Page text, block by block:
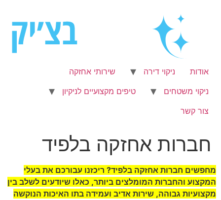
אודות ניקוי דירה
שירותי אחזקה
ניקוי משטחים
טיפים מקצועיים לניקיון
צור קשר
חברות אחזקה בלפיד
מחפשים חברות אחזקה בלפיד? ריכזנו עבורכם את בעלי
המקצוע והחברות המומלצים ביותר, כאלו שיודעים לשלב בין
מקצועיות גבוהה, שירות אדיב ועמידה בתו האיכות הנוקשה